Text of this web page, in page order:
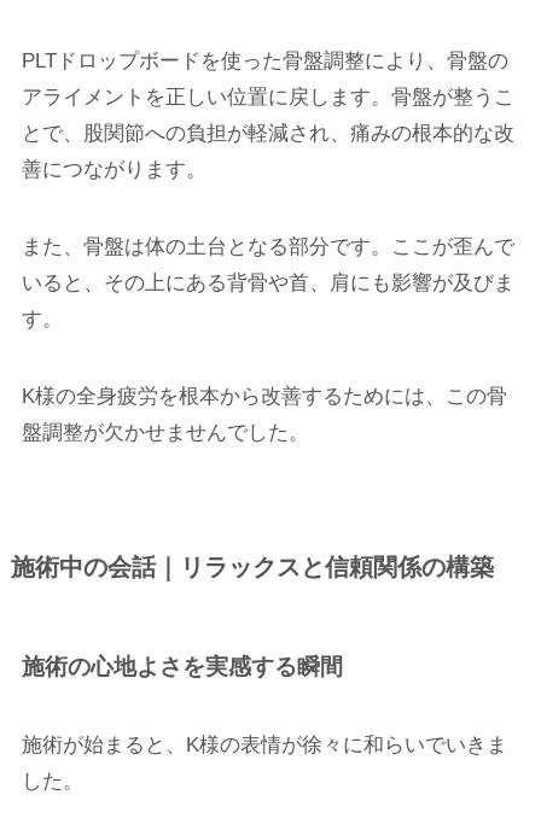
PLTドロップボードを使った骨盤調整により、骨盤の
アライメントを正しい位置に戻します。骨盤が整うこ
とで、股関節への負担が軽減され、痛みの根本的な改
善につながります。
また、骨盤は体の土台となる部分です。ここが歪んで
いると、その上にある背骨や首、肩にも影響が及びま
す。
K様の全身疲労を根本から改善するためには、この骨
盤調整が欠かせませんでした。
施術中の会話｜リラックスと信頼関係の構築
施術の心地よさを実感する瞬間
施術が始まると、K様の表情が徐々に和らいでいきま
した。